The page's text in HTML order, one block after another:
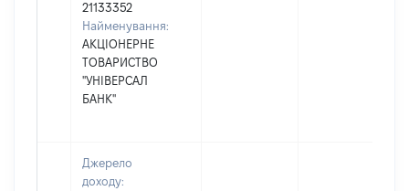
21133352
Найменування:
АКЦІОНЕРНЕ
ТОВАРИСТВО
"УНІВЕРСАЛ
БАНК"
Джерело
доходу: